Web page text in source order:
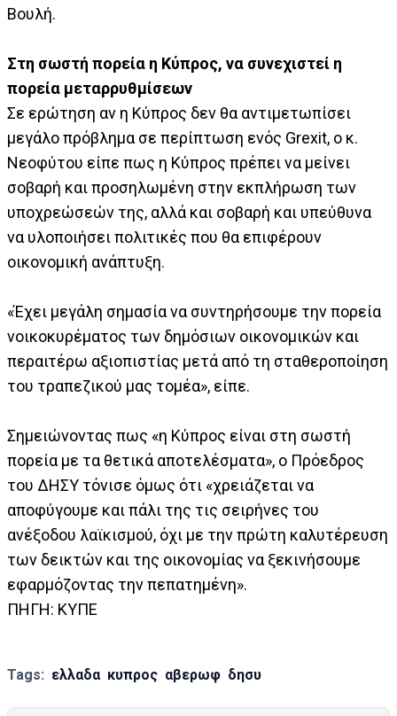
Βουλή.
Στη σωστή πορεία η Κύπρος, να συνεχιστεί η
πορεία μεταρρυθμίσεων
Σε ερώτηση αν η Κύπρος δεν θα αντιμετωπίσει
μεγάλο πρόβλημα σε περίπτωση ενός Grexit, ο κ.
Νεοφύτου είπε πως η Κύπρος πρέπει να μείνει
σοβαρή και προσηλωμένη στην εκπλήρωση των
υποχρεώσεών της, αλλά και σοβαρή και υπεύθυνα
να υλοποιήσει πολιτικές που θα επιφέρουν
οικονομική ανάπτυξη.
«Έχει μεγάλη σημασία να συντηρήσουμε την πορεία
νοικοκυρέματος των δημόσιων οικονομικών και
περαιτέρω αξιοπιστίας μετά από τη σταθεροποίηση
του τραπεζικού μας τομέα», είπε.
Σημειώνοντας πως «η Κύπρος είναι στη σωστή
πορεία με τα θετικά αποτελέσματα», ο Πρόεδρος
του ΔΗΣΥ τόνισε όμως ότι «χρειάζεται να
αποφύγουμε και πάλι της τις σειρήνες του
ανέξοδου λαϊκισμού, όχι με την πρώτη καλυτέρευση
των δεικτών και της οικονομίας να ξεκινήσουμε
εφαρμόζοντας την πεπατημένη».
ΠΗΓΗ: ΚΥΠΕ
Tags: ελλαδα κυπρος αβερωφ δησυ